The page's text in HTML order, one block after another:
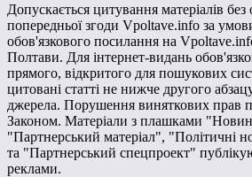
Допускається цитування матеріалів
попередньої згоди Vpoltave.info за
обов'язкового посилання на
Полтави. Для інтернет-видань
прямого, відкритого для пошукових
цитовані статті не нижче другого
джерела. Порушення виняткових прав
Законом. Матеріали з плашками
"Партнерський матеріал", "Політичні
та "Партнерський спецпроект"
реклами.